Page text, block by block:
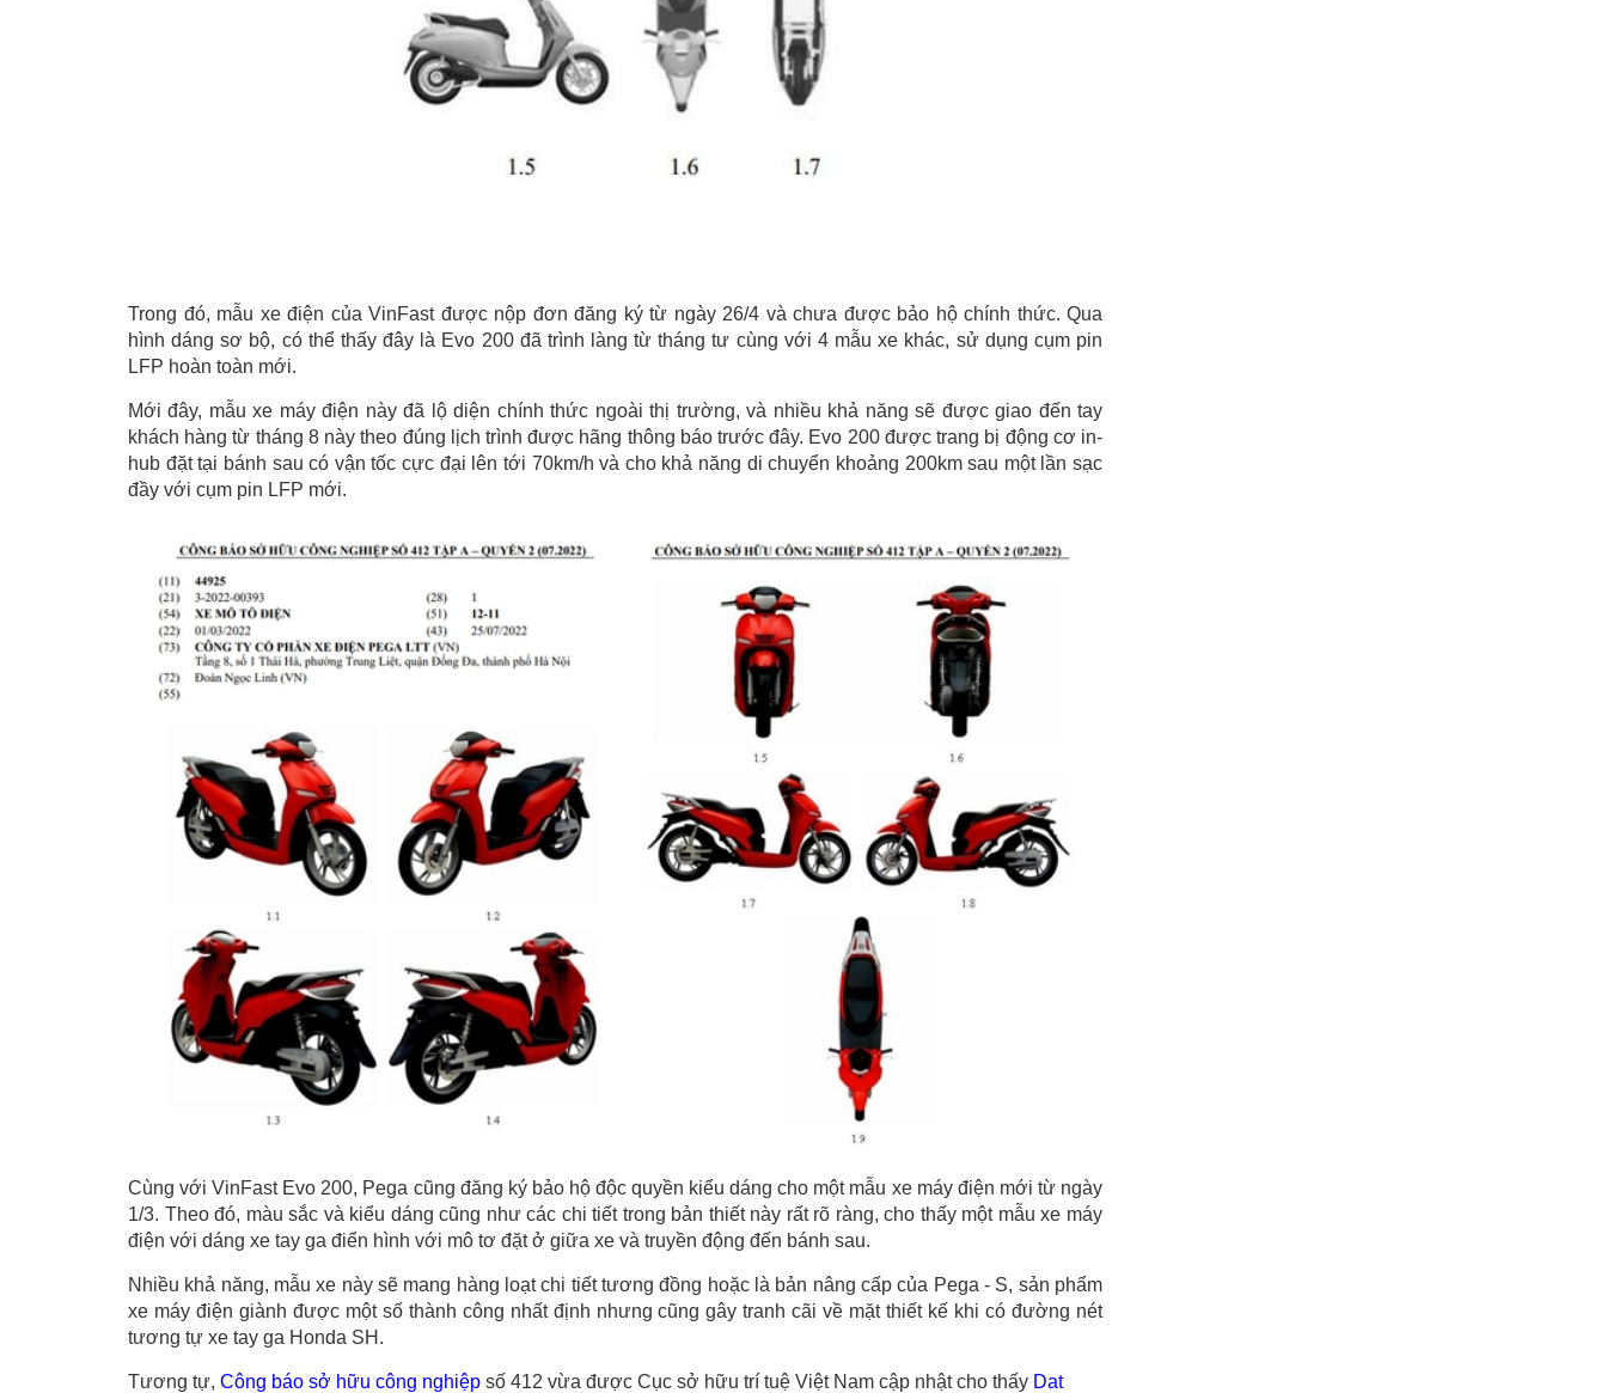
Trong đó, mẫu xe điện của VinFast được nộp đơn đăng ký từ ngày 26/4 và chưa được bảo hộ chính thức. Qua
hình dáng sơ bộ, có thể thấy đây là Evo 200 đã trình làng từ tháng tư cùng với 4 mẫu xe khác, sử dụng cụm pin
LFP hoàn toàn mới.
Mới đây, mẫu xe máy điện này đã lộ diện chính thức ngoài thị trường, và nhiều khả năng sẽ được giao đến tay
khách hàng từ tháng 8 này theo đúng lịch trình được hãng thông báo trước đây. Evo 200 được trang bị động cơ in-
hub đặt tại bánh sau có vận tốc cực đại lên tới 70km/h và cho khả năng di chuyển khoảng 200km sau một lần sạc
đầy với cụm pin LFP mới.
Cùng với VinFast Evo 200, Pega cũng đăng ký bảo hộ độc quyền kiểu dáng cho một mẫu xe máy điện mới từ ngày
1/3. Theo đó, màu sắc và kiểu dáng cũng như các chi tiết trong bản thiết này rất rõ ràng, cho thấy một mẫu xe máy
điện với dáng xe tay ga điển hình với mô tơ đặt ở giữa xe và truyền động đến bánh sau.
Nhiều khả năng, mẫu xe này sẽ mang hàng loạt chi tiết tương đồng hoặc là bản nâng cấp của Pega - S, sản phẩm
xe máy điện giành được một số thành công nhất định nhưng cũng gây tranh cãi về mặt thiết kế khi có đường nét
tương tự xe tay ga Honda SH.
Tương tự, Công báo sở hữu công nghiệp số 412 vừa được Cục sở hữu trí tuệ Việt Nam cập nhật cho thấy Dat